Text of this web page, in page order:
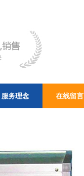
服务理念 在线留言